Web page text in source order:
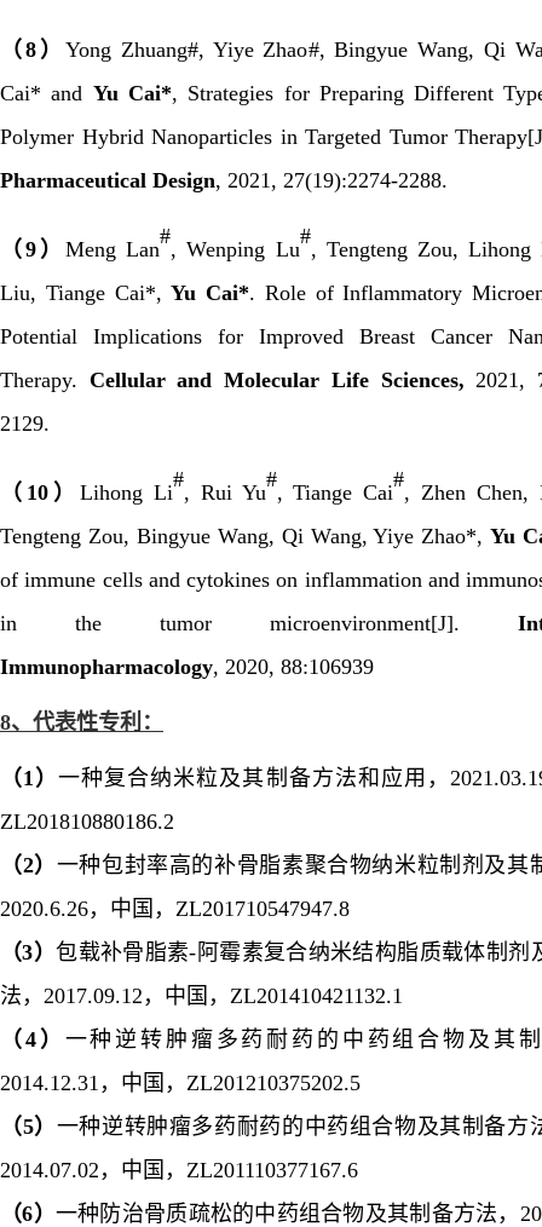
（ 8） Yong Zhuang#, Yiye Zhao#, Bingyue Wang, Qi
Cai* and Yu Cai*, Strategies for Preparing Different
Polymer Hybrid Nanoparticles in Targeted Tumor
Pharmaceutical Design, 2021 , 27(19):2274-2288.
（9 ）Meng Lan
#
, Wenping Lu
#
, Tengteng Zou, Lihong
Liu, Tiange Cai*,Yu Cai*. Role of Inflammatory
Potential Implications for Improved Breast Cancer
Therapy. Cellular and Molecular Life Sciences, 2021,
2129.
（ 10） Lihong Li
#
, Rui Yu
#
, Tiange Cai
#
, Zhen Chen,
Tengteng Zou, Bingyue Wang, Qi Wang, Yiye Zhao*,Yu
of immune cells and cytokines on inflammation and
in the tumor microenvironment[J].
Immunopharmacology, 2020, 88:106939
8、 代表性专利：
（1 ）一种复合纳米粒及其制备方法和应用，
ZL201810880186.2
（2） 一种包封率高的补骨脂素聚合物纳米粒制剂及其
2020.6.26，中国， ZL201710547947.8
（3）包载补骨脂素- 阿霉素复合纳米结构脂质载体制剂
法， 2017.09.12 ，中国， ZL201410421132.1
（ 4） 一种逆转肿瘤多药耐药的中药组合物及其
2014.12.31 ，中国， ZL201210375202.5
（5） 一种逆转肿瘤多药耐药的中药组合物及其制备方
2014.07.02 ，中国， ZL201110377167.6
（6） 一种防治骨质疏松的中药组合物及其制备方法，